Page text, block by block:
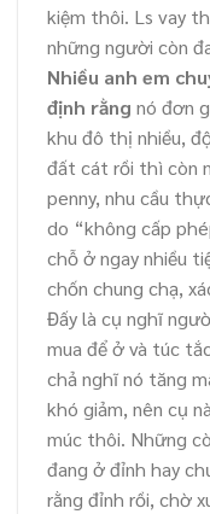
kiệm thôi. Ls vay
những người còn
Nhiều anh em
định rằng nó đơn
khu đô thị nhiều,
đất cát rồi thì còn
penny, nhu cầu
do “không cấp
chỗ ở ngay nhiều
chốn chung chạ,
Đấy là cụ nghĩ
mua để ở và túc
chả nghĩ nó tăng
khó giảm, nên cụ
múc thôi. Những
đang ở đỉnh hay
rằng đỉnh rồi, chờ